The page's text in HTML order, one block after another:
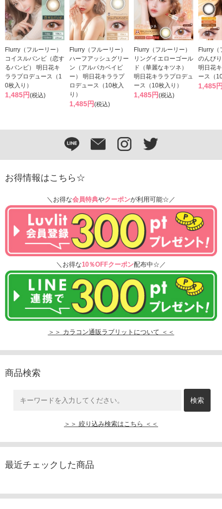
Flurry（フルーリー）
コイスルバンビ（恋す
るバンビ） 明日花キ
ララプロデュース（1
0枚入り）
1,485円(税込)
Flurry（フルーリー）
ハーフアッシュグリー
ン（アルパカベイビ
ー） 明日花キララプ
ロデュース（10枚入
り）
1,485円(税込)
Flurry（フルーリー）
リングイエローゴール
ド（華麗なキツネ）
明日花キララプロデュ
ース（10枚入り）
1,485円(税込)
Flurry（
のんび
明日花
ース（
1,485
お得情報はこちら☆
＼お得な会員特典やクーポンが利用可能☆／
＼お得な10％OFFクーポン配布中☆／
＞＞ カラコン通販ラブリットについて ＜＜
商品検索
＞＞ 絞り込み検索はこちら ＜＜
最近チェックした商品